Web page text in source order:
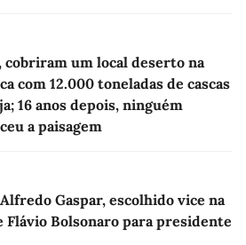
cobriram um local deserto na
com 12.000 toneladas de cascas
16 anos depois, ninguém
a paisagem
Gaspar, escolhido vice na
Flávio Bolsonaro para presidente